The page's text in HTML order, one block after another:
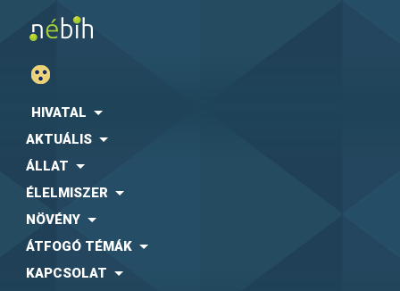
HIVATAL
AKTUÁLIS
ÁLLAT
ÉLELMISZER
NÖVÉNY
ÁTFOGÓ TÉMÁK
KAPCSOLAT